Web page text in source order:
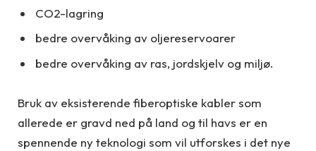
CO2-lagring
bedre overvåking av oljereservoarer
bedre overvåking av ras, jordskjelv og miljø.
Bruk av eksisterende fiberoptiske kabler som
allerede er gravd ned på land og til havs er en
spennende ny teknologi som vil utforskes i det nye